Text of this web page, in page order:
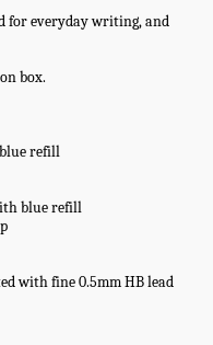
for everyday writing, and
box.
refill
blue refill
with fine 0.5mm HB lead